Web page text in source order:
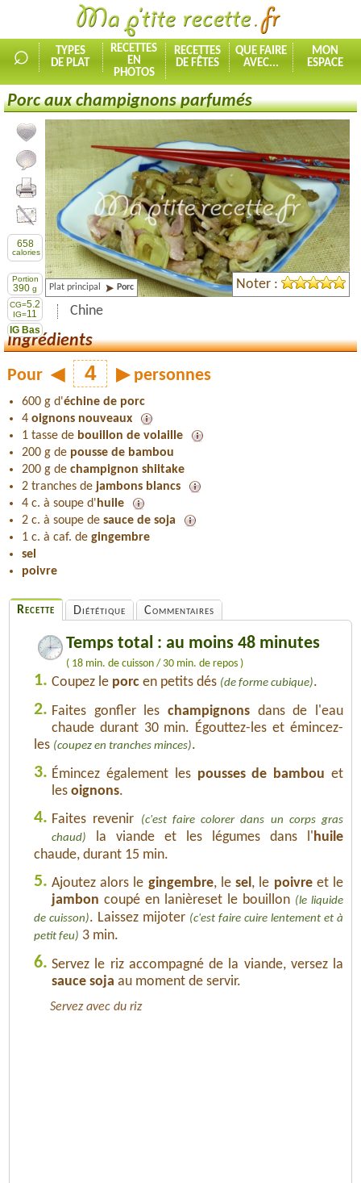
⌕
TYPES
DE PLAT
RECETTES
EN
PHOTOS
RECETTES
DE FÊTES
QUE FAIRE
AVEC...
MON
ESPACE
Porc aux champignons parfumés
Ajouter la recette à mes favorites
Commenter, noter la recette
Imprimer la recette
Partager cette recette
658
calories
Portion
390 g
CG=5.2
IG=11
IG Bas
Plat principal Porc
Chine
Noter :
Ingrédients
Pour ◀ ▶ personnes
600 g d'échine de porc
4 oignons nouveaux
1 tasse de bouillon de volaille
200 g de pousse de bambou
200 g de champignon shiitake
2 tranches de jambons blancs
4 c. à soupe d' huile
2 c. à soupe de sauce de soja
1 c. à caf. de gingembre
sel
poivre
Recette Diététique Commentaires
Temps total : au moins 48 minutes
( 18 min. de cuisson / 30 min. de repos )
1. Coupez le porc en petits dés (de forme cubique).
2. Faites gonfler les champignons dans de l'eau
chaude durant 30 min. Égouttez-les et émincez-
les (coupez en tranches minces).
3. Émincez également les pousses de bambou et
les oignons.
4. Faites revenir
(c'est faire colorer dans un corps gras
chaud)
la viande et les légumes dans l' huile
chaude, durant 15 min.
5. Ajoutez alors le gingembre, lesel , le poivreet le
jambon coupé en lanièreset le bouillon (le liquide
de cuisson). Laissez mijoter (c'est faire cuire lentement et à
petit feu) 3 min.
6. Servez le riz accompagné de la viande, versez la
sauce soja au moment de servir.
Servez avec du riz